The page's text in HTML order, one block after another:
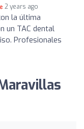
2 years ago
la última
un TAC dental
Profesionales